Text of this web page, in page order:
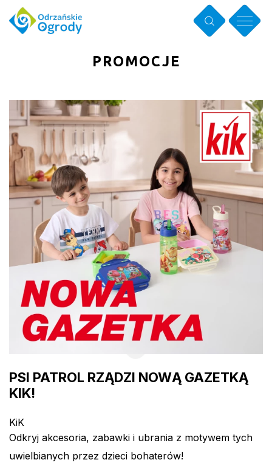
PROMOCJE
PSI PATROL RZĄDZI NOWĄ GAZETKĄ
KIK!
KiK
Odkryj akcesoria, zabawki i ubrania z motywem tych
uwielbianych przez dzieci bohaterów!